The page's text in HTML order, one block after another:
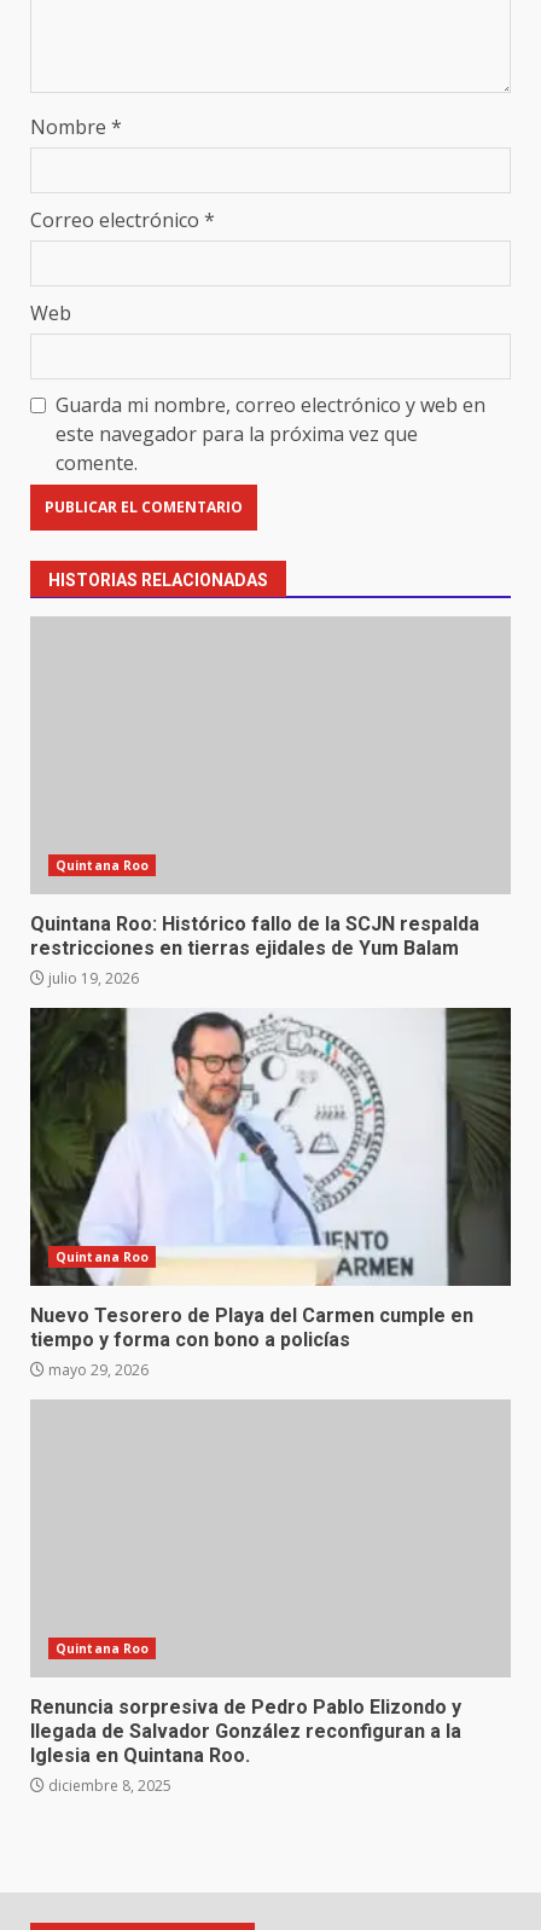
Nombre *
Correo electrónico *
Web
Guarda mi nombre, correo electrónico y web en
este navegador para la próxima vez que
comente.
HISTORIAS RELACIONADAS
Quintana Roo
Quintana Roo: Histórico fallo de la SCJN respalda
restricciones en tierras ejidales de Yum Balam
julio 19, 2026
Quintana Roo
Nuevo Tesorero de Playa del Carmen cumple en
tiempo y forma con bono a policías
mayo 29, 2026
Quintana Roo
Renuncia sorpresiva de Pedro Pablo Elizondo y
llegada de Salvador González reconfiguran a la
Iglesia en Quintana Roo.
diciembre 8, 2025